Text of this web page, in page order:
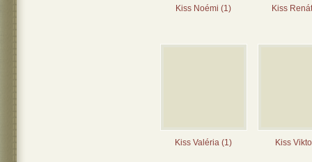
Kiss Noémi (1) Kiss
Kiss Valéria (1) Kiss